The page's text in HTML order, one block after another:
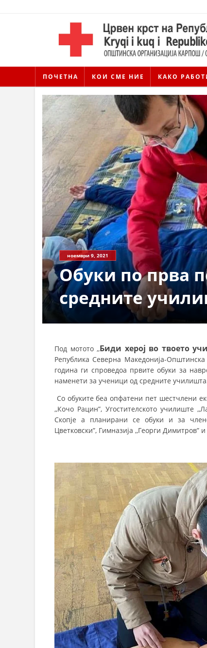
ПОЧЕТНА КОИ СМЕ НИЕ КАКО
ноември 9, 2021
Обуки по прва
средните
Под мотото ,,Биди херој во твоето
Република Северна Mакедонија-
година ги спроведоа првите обуки за
наменети за ученици од средните
Со обуките беа опфатени пет шестчлени
,,Кочо Рацин”, Угостителското училиште
Скопје а планирани се обуки и за
Цветковски”, Гимназија ,,Георги Димитров”